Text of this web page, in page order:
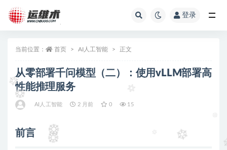
登录
当前位置： 首页 AI人工智能 正文
从零部署千问模型（二）：使用vLLM部署高
性能推理服务
AI人工智能 2 月前 0 15
前言